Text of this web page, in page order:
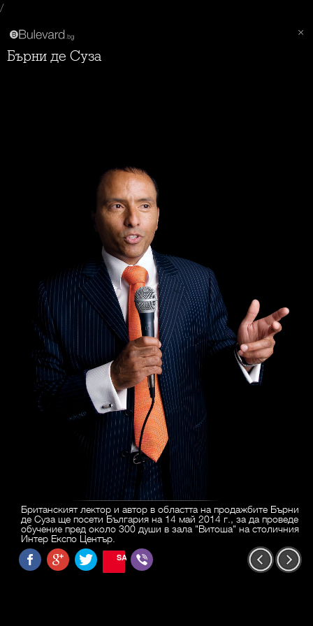
/
Бърни де Суза
Британският лектор и автор в областта на продажбите Бърни
де Суза ще посети България на 14 май 2014 г., за да проведе
обучение пред около 300 души в зала "Витоша" на столичния
Интер Експо Център.
SAVE